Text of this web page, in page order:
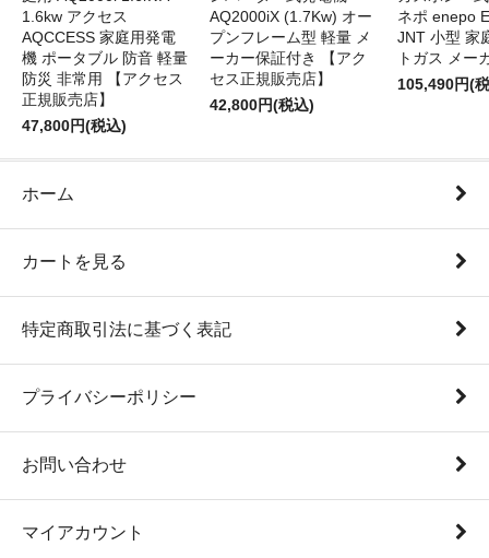
1.6kw アクセス
AQCCESS 家庭用発電
機 ポータブル 防音 軽量
防災 非常用 【アクセス
正規販売店】
47,800円(税込)
AQ2000iX (1.7Kw) オー
プンフレーム型 軽量 メ
ーカー保証付き 【アク
セス正規販売店】
42,800円(税込)
ネポ enepo
JNT 小型 家
トガス メー
105,490円(
ホーム
カートを見る
特定商取引法に基づく表記
プライバシーポリシー
お問い合わせ
マイアカウント